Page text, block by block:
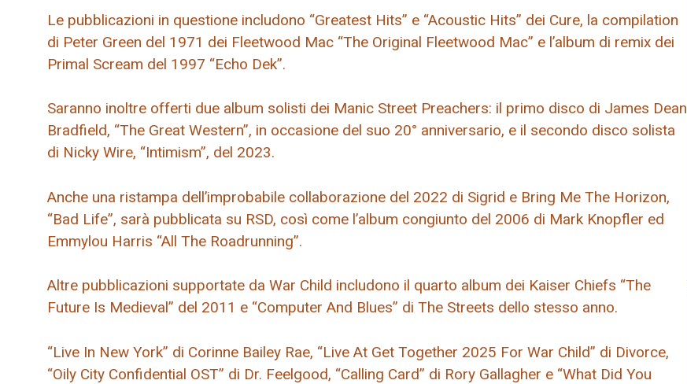
Le pubblicazioni in questione includono “Greatest Hits” e “Acoustic Hits” dei Cure, la compilation
di Peter Green del 1971 dei Fleetwood Mac “The Original Fleetwood Mac” e l’album di remix dei
Primal Scream del 1997 “Echo Dek”.
Saranno inoltre offerti due album solisti dei Manic Street Preachers: il primo disco di James Dean
Bradfield, “The Great Western”, in occasione del suo 20° anniversario, e il secondo disco solista
di Nicky Wire, “Intimism”, del 2023.
Anche una ristampa dell’improbabile collaborazione del 2022 di Sigrid e Bring Me The Horizon,
“Bad Life”, sarà pubblicata su RSD, così come l’album congiunto del 2006 di Mark Knopfler ed
Emmylou Harris “All The Roadrunning”.
Altre pubblicazioni supportate da War Child includono il quarto album dei Kaiser Chiefs “The
Future Is Medieval” del 2011 e “Computer And Blues” di The Streets dello stesso anno.
“Live In New York” di Corinne Bailey Rae, “Live At Get Together 2025 For War Child” di Divorce,
“Oily City Confidential OST” di Dr. Feelgood, “Calling Card” di Rory Gallagher e “What Did You